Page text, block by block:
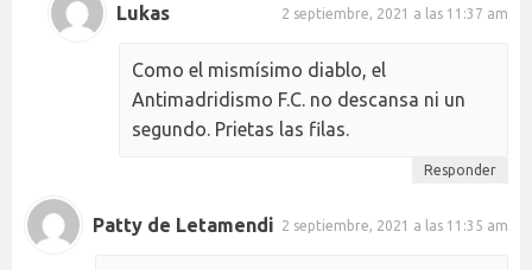
Lukas 2 septiembre, 2021 a las 11:37 am
Como el mismísimo diablo, el
Antimadridismo F.C. no descansa ni un
segundo. Prietas las filas.
Responder
Patty de Letamendi 2 septiembre, 2021 a las 11:35 am